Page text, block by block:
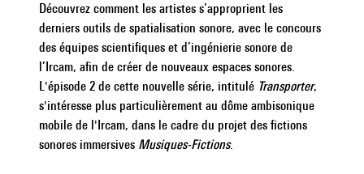
Pratique
|
Découvrez comment les artistes s’approprient les
derniers outils de spatialisation sonore, avec le concours
des équipes scientifiques et d’ingénierie sonore de
l’Ircam, afin de créer de nouveaux espaces sonores.
L'épisode 2 de cette nouvelle série, intitulé Transporter,
s'intéresse plus particulièrement au dôme ambisonique
mobile de l'Ircam, dans le cadre du projet des fictions
sonores immersives Musiques-Fictions.